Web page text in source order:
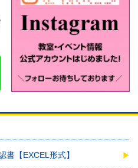
書【EXCEL形式】